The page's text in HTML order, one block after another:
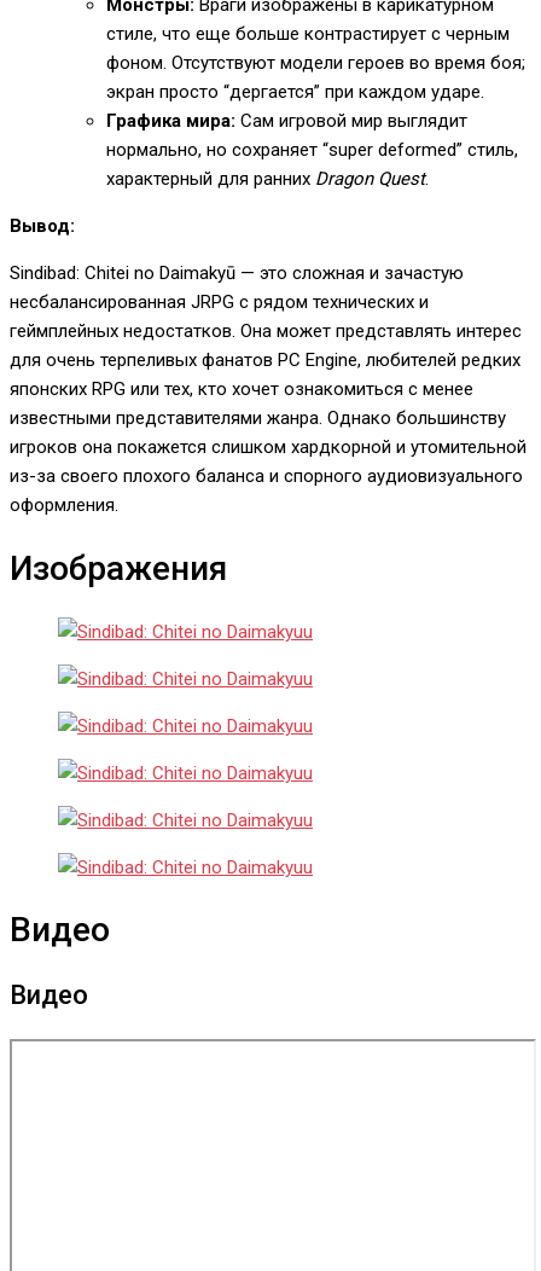
Монстры: Враги изображены в карикатурном
стиле, что еще больше контрастирует с черным
фоном. Отсутствуют модели героев во время боя;
экран просто “дергается” при каждом ударе.
Графика мира: Сам игровой мир выглядит
нормально, но сохраняет “super deformed” стиль,
характерный для ранних Dragon Quest.
Вывод:
Sindibad: Chitei no Daimakyū — это сложная и зачастую
несбалансированная JRPG с рядом технических и
геймплейных недостатков. Она может представлять интерес
для очень терпеливых фанатов PC Engine, любителей редких
японских RPG или тех, кто хочет ознакомиться с менее
известными представителями жанра. Однако большинству
игроков она покажется слишком хардкорной и утомительной
из-за своего плохого баланса и спорного аудиовизуального
оформления.
Изображения
Видео
Видео